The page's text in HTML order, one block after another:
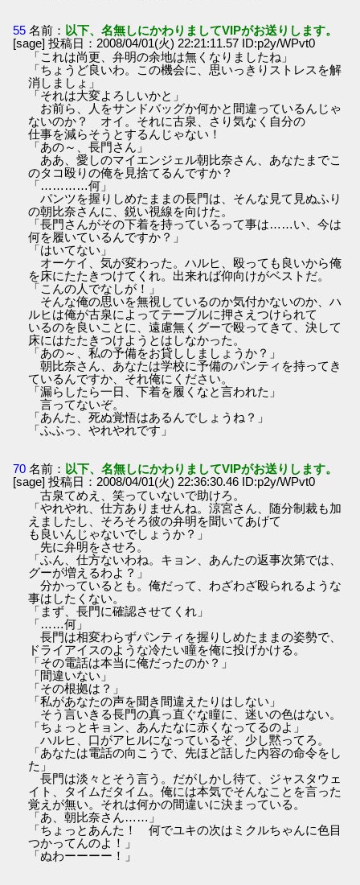
55 名前： 以下、名無しにかわりましてVIPがお送りします。
[sage] 投稿日：2008/04/01(火) 22:21:11.57 ID:p2y/WPvt0
「これは尚更、弁明の余地は無くなりましたね」
「ちょうど良いわ。この機会に、思いっきりストレスを解
消しましょ」
「それは大変よろしいかと」
お前ら、人をサンドバッグか何かと間違っているんじゃ
ないのか？ オイ。それに古泉、さり気なく自分の
仕事を減らそうとするんじゃない！
「あの～、長門さん」
ああ、愛しのマイエンジェル朝比奈さん、あなたまでこ
のタコ殴りの俺を見捨てるんですか？
「…………何」
パンツを握りしめたままの長門は、そんな見て見ぬふり
の朝比奈さんに、鋭い視線を向けた。
「長門さんがその下着を持っているって事は……い、今は
何を履いているんですか？」
「はいてない」
オーケイ、気が変わった。ハルヒ、殴っても良いから俺
を床にたたきつけてくれ。出来れば仰向けがベストだ。
「こんの人でなしが！」
そんな俺の思いを無視しているのか気付かないのか、ハ
ルヒは俺が古泉によってテーブルに押さえつけられて
いるのを良いことに、遠慮無くグーで殴ってきて、決して
床にはたたきつけようとはしなかった。
「あの～、私の予備をお貸ししましょうか？」
朝比奈さん、あなたは学校に予備のパンティを持ってき
ているんですか、それ俺にください。
「漏らしたら一日、下着を履くなと言われた」
言ってないぞ。
「あんた、死ぬ覚悟はあるんでしょうね？」
「ふふっ、やれやれです」
70 名前： 以下、名無しにかわりましてVIPがお送りします。
[sage] 投稿日：2008/04/01(火) 22:36:30.46 ID:p2y/WPvt0
古泉てめえ、笑っていないで助けろ。
「やれやれ、仕方ありませんね。涼宮さん、随分制裁も加
えましたし、そろそろ彼の弁明を聞いてあげて
も良いんじゃないでしょうか？」
先に弁明をさせろ。
「ふん、仕方ないわね。キョン、あんたの返事次第では、
グーが増えるわよ？」
分かっているとも。俺だって、わざわざ殴られるような
事はしたくない。
「まず、長門に確認させてくれ」
「……何」
長門は相変わらずパンティを握りしめたままの姿勢で、
ドライアイスのような冷たい瞳を俺に投げかける。
「その電話は本当に俺だったのか？」
「間違いない」
「その根拠は？」
「私があなたの声を聞き間違えたりはしない」
そう言いきる長門の真っ直ぐな瞳に、迷いの色はない。
「ちょっとキョン、あんたなに赤くなってるのよ」
ハルヒ、口がアヒルになっているぞ、少し黙ってろ。
「あなたは電話の向こうで、先ほど話した内容の命令をし
た」
長門は淡々とそう言う。だがしかし待て、ジャスタウェ
イト、タイムだタイム。俺には本気でそんなことを言った
覚えが無い。それは何かの間違いに決まっている。
「あ、朝比奈さん……」
「ちょっとあんた！ 何でユキの次はミクルちゃんに色目
つかってんのよ！」
「ぬわーーーー！」